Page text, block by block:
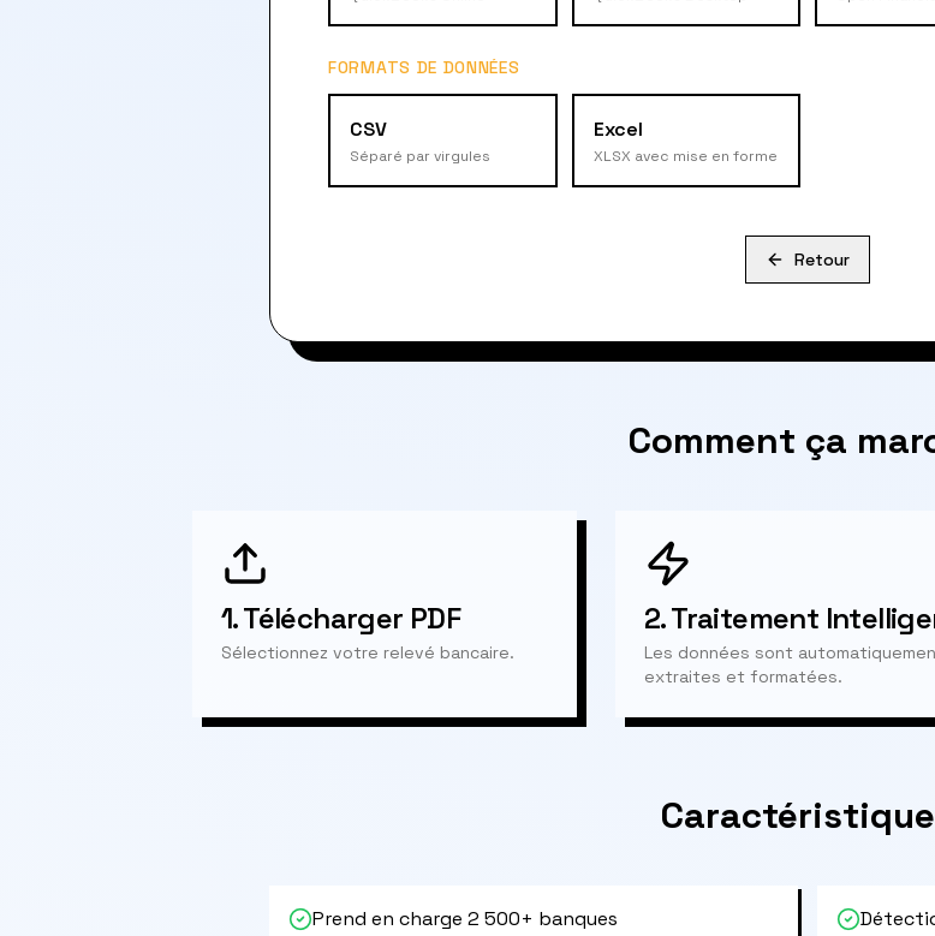
FORMATS DE DONNÉES
CSV
Séparé par virgules
Excel
XLSX avec mise en forme
Retour
Comment ça
1.Télécharger PDF
Sélectionnez votre relevé bancaire.
2.Traitement
Les données sont
extraites et formatées.
Prend en charge 2 500+ banques